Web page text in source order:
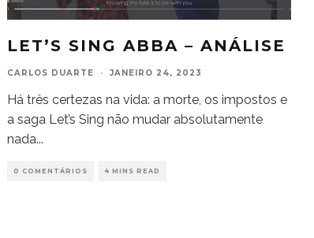
LET’S SING ABBA – ANÁLISE
CARLOS DUARTE · JANEIRO 24, 2023
Há três certezas na vida: a morte, os impostos e
a saga Let’s Sing não mudar absolutamente
nada...
0 COMENTÁRIOS 4 MINS READ